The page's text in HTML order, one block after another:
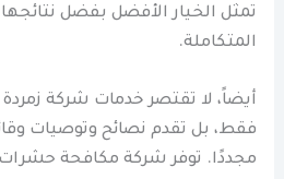
تمثل الخيار الأفضل بفضل
المتكاملة.
أيضاً، لا تقتصر خدمات شركة
فقط، بل تقدم نصائح وتوصيات
مجددًا. توفر شركة مكافحة